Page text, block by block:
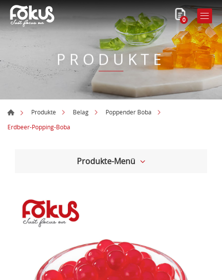
0
PRODUKTE
Produkte Belag
Poppender Boba
Erdbeer-Popping-Boba
Produkte-Menü